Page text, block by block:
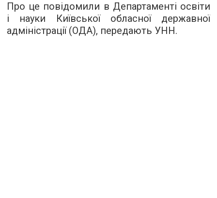
Про це повідомили в Департаменті освіти
і науки Київської обласної державної
адміністрації (ОДА), передають УНН.